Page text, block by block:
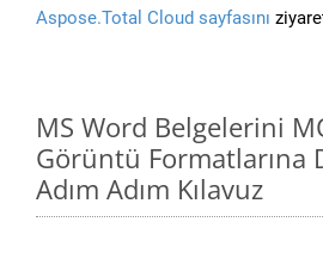
Aspose.Total Cloud sayfasını
MS Word Belgelerini
Görüntü Formatlarına
Adım Adım Kılavuz